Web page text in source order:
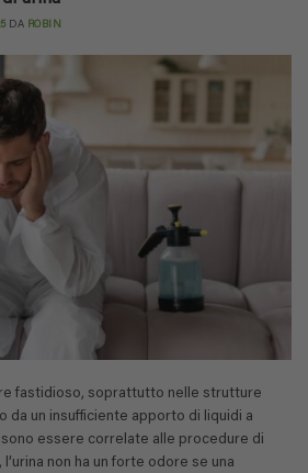
DA ROBIN
fastidioso, soprattutto nelle strutture
da un insufficiente apporto di liquidi a
essere correlate alle procedure di
non ha un forte odore se una